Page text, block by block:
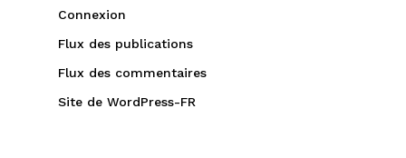
Connexion
Flux des publications
Flux des commentaires
Site de WordPress-FR